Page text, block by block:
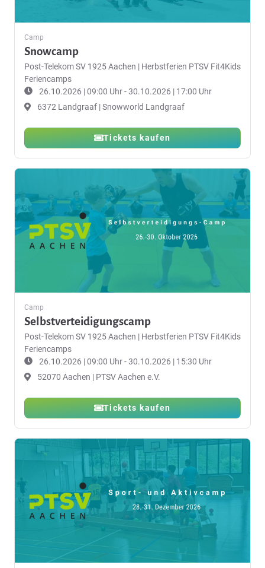
Camp
Snowcamp
Post-Telekom SV 1925 Aachen | Herbstferien PTSV Fit4Kids
Feriencamps
26.10.2026 | 09:00 Uhr - 30.10.2026 | 17:00 Uhr
6372 Landgraaf | Snowworld Landgraaf
Tickets kaufen
Camp
Selbstverteidigungscamp
Post-Telekom SV 1925 Aachen | Herbstferien PTSV Fit4Kids
Feriencamps
26.10.2026 | 09:00 Uhr - 30.10.2026 | 15:30 Uhr
52070 Aachen | PTSV Aachen e.V.
Tickets kaufen